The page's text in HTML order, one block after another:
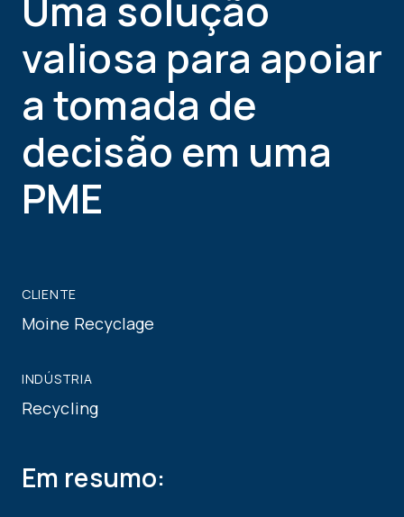
Uma solução
valiosa para apoiar
a tomada de
decisão em uma
PME
CLIENTE
Moine Recyclage
INDÚSTRIA
Recycling
Em resumo: